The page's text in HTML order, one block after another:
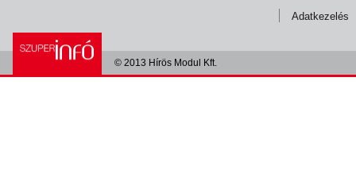
Adatkezelés
© 2013 Hírös Modul Kft.